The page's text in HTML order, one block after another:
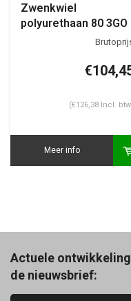
Zwenkwiel
polyurethaan 80 3GO
(€126,38 Incl.
Meer info
Actuele
de nieuwsbrief: